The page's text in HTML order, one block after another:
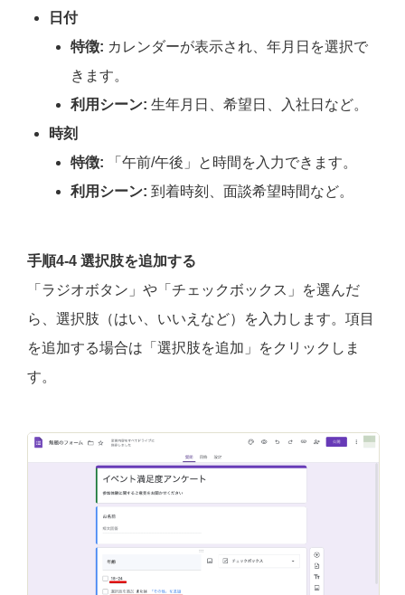
日付
特徴: カレンダーが表示され、年月日を選択で
きます。
利用シーン: 生年月日、希望日、入社日など。
時刻
特徴: 「午前/午後」と時間を入力できます。
利用シーン: 到着時刻、面談希望時間など。
手順4-4 選択肢を追加する
「ラジオボタン」や「チェックボックス」を選んだ
ら、選択肢（はい、いいえなど）を入力します。項目
を追加する場合は「選択肢を追加」をクリックしま
す。